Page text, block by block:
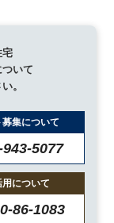
宅
いて
。
集について
5077
について
86-1083